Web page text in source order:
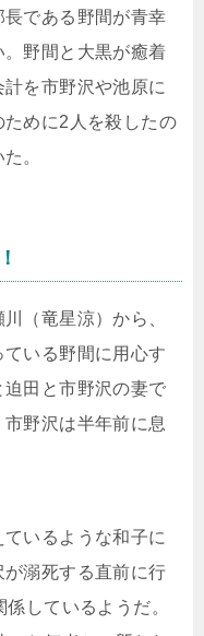
である野間が青幸
野間と大黒が癒着
を市野沢や池原に
めに2人を殺したの
。
（竜星涼）から、
いる野間に用心す
田と市野沢の妻で
野沢は半年前に息
いるような和子に
溺死する直前に行
しているようだ。